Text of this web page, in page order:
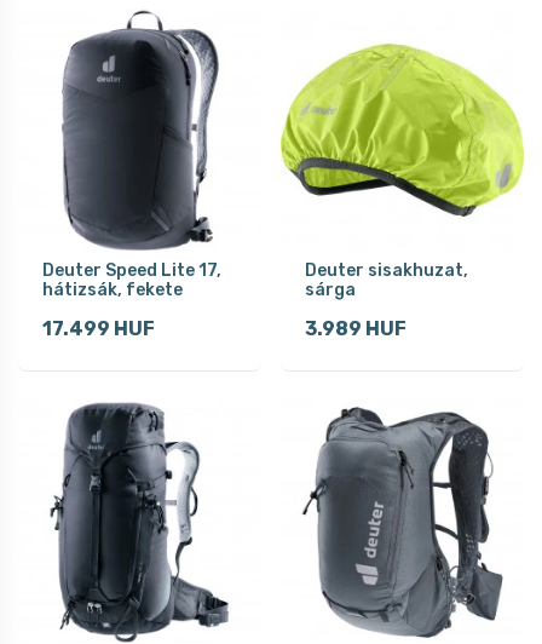
Deuter Speed Lite 17,
hátizsák, fekete
17.499 HUF
Deuter sisakhuzat,
sárga
3.989 HUF